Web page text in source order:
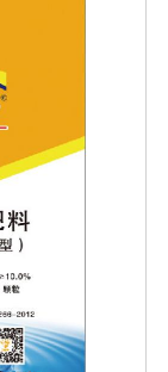
微生态环境，
受损细胞，快
害导致的烂